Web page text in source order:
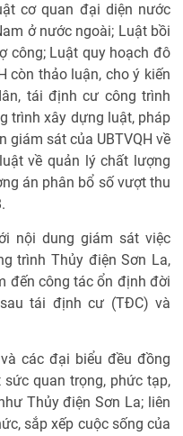
cơ quan đại diện nước
ở nước ngoài; Luật bồi
công; Luật quy hoạch đô
còn thảo luận, cho ý kiến
tái định cư công trình
trình xây dựng luật, pháp
giám sát của UBTVQH về
về quản lý chất lượng
án phân bổ số vượt thu
nội dung giám sát việc
trình Thủy điện Sơn La,
đến công tác ổn định đời
tái định cư (TĐC) và
các đại biểu đều đồng
quan trọng, phức tạp,
Thủy điện Sơn La; liên
sắp xếp cuộc sống của